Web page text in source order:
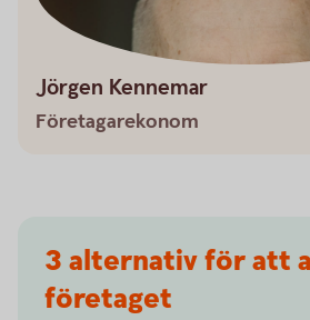
Jörgen Kennemar
Företagarekonom
3 alternativ för att
företaget